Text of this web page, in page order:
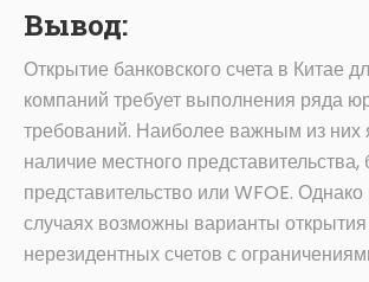
Вывод:
Открытие банковского счета в Китае
компаний требует выполнения ряда
требований. Наиболее важным из них
наличие местного
представительство или WFOE.
случаях возможны варианты открытия
нерезидентных счетов с